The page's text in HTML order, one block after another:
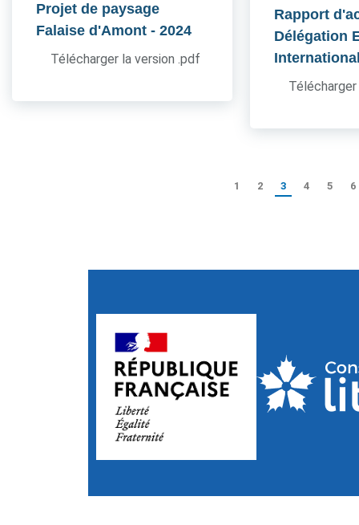
Projet de paysage
Falaise d'Amont - 2024
Télécharger la version .pdf
Rapport
Délégation
1 2 3 4 5 6